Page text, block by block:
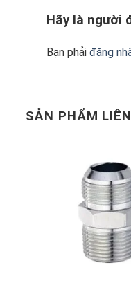
2. Thông
Dưới đây là bảng
thông tin về kĩ
Hãy là người
Bạn phải đăng
SẢN PHẨM